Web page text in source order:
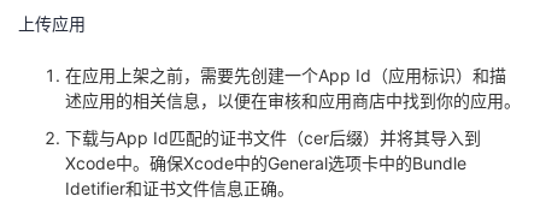
上传应用
在应用上架之前，需要先创建一个App Id（应用标识）和描
述应用的相关信息，以便在审核和应用商店中找到你的应用。
下载与App Id匹配的证书文件（cer后缀）并将其导入到
Xcode中。确保Xcode中的General选项卡中的Bundle
Idetifier和证书文件信息正确。